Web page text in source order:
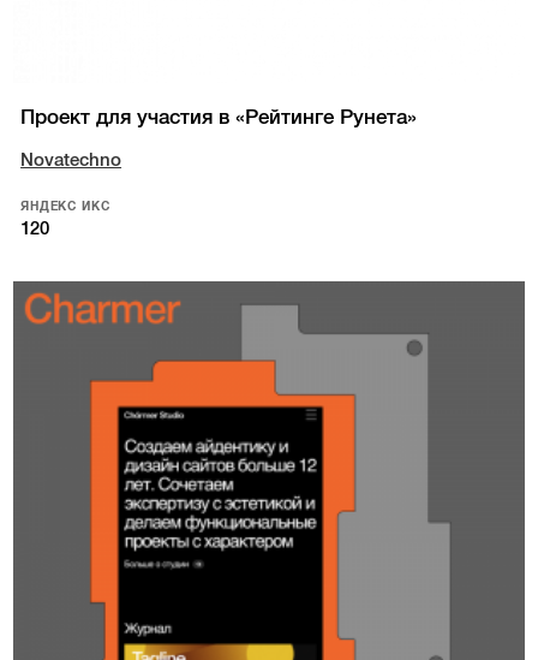
Проект для участия в «Рейтинге Рунета»
Novatechno
ЯНДЕКС ИКС
120